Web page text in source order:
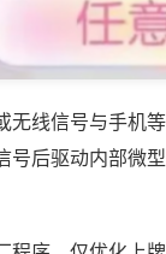
线信号与手机
后驱动内部微